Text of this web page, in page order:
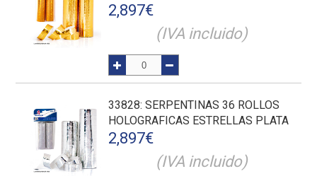
2,897€
(IVA incluido)
33828: SERPENTINAS 36 ROLLOS
HOLOGRAFICAS ESTRELLAS PLATA
2,897€
(IVA incluido)